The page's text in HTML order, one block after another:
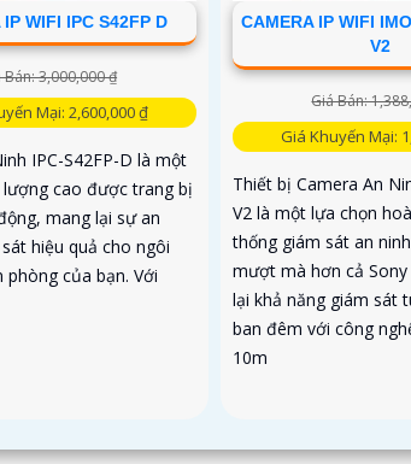
IP WIFI IPC S42FP D
Bán: 3,000,000 ₫
Mại: 2,600,000 ₫
IPC-S42FP-D là một
lượng cao được trang bị
mang lại sự an
hiệu quả cho ngôi
phòng của bạn. Với
CAMERA IP WIFI
V2
Giá Bán:
Giá Khuyến Mại:
Thiết bị Camera An
V2 là một lựa chọn
thống giám sát an
mượt mà hơn cả
lại khả năng giám sát
ban đêm với công
10m